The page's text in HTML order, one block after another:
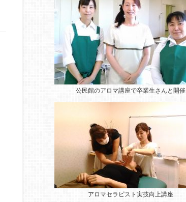
公民館のアロマ講座で卒業生さんと開催
アロマセラピスト実技向上講座